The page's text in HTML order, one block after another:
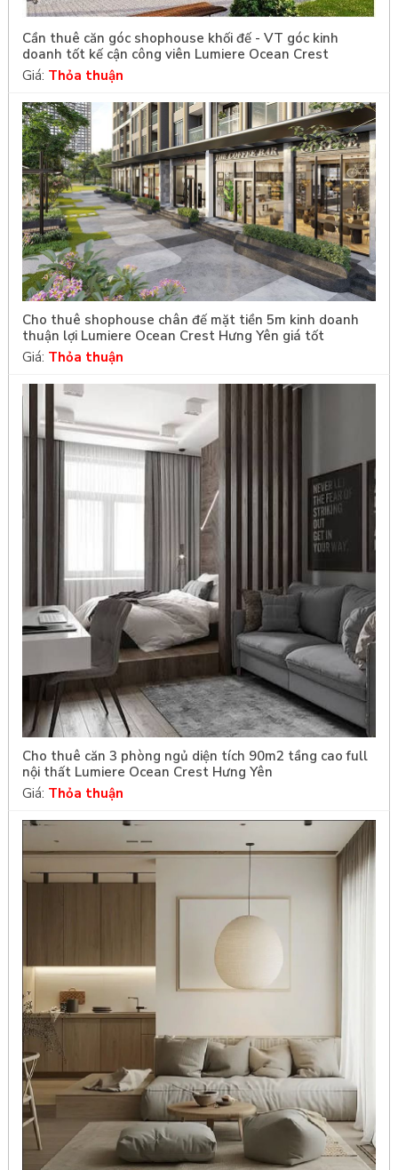
Cần thuê căn góc shophouse khối đế - VT góc kinh
doanh tốt kế cận công viên Lumiere Ocean Crest
Giá: Thỏa thuận
Cho thuê shophouse chân đế mặt tiền 5m kinh doanh
thuận lợi Lumiere Ocean Crest Hưng Yên giá tốt
Giá: Thỏa thuận
Cho thuê căn 3 phòng ngủ diện tích 90m2 tầng cao full
nội thất Lumiere Ocean Crest Hưng Yên
Giá: Thỏa thuận